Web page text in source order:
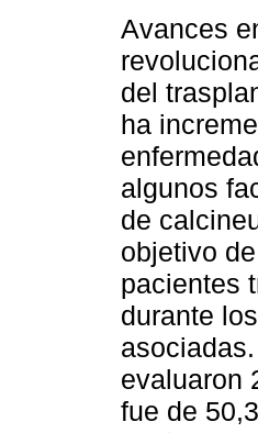
Avances
del
ha
algunos
de
objetivo
pacientes
durante
evaluaron
fue de